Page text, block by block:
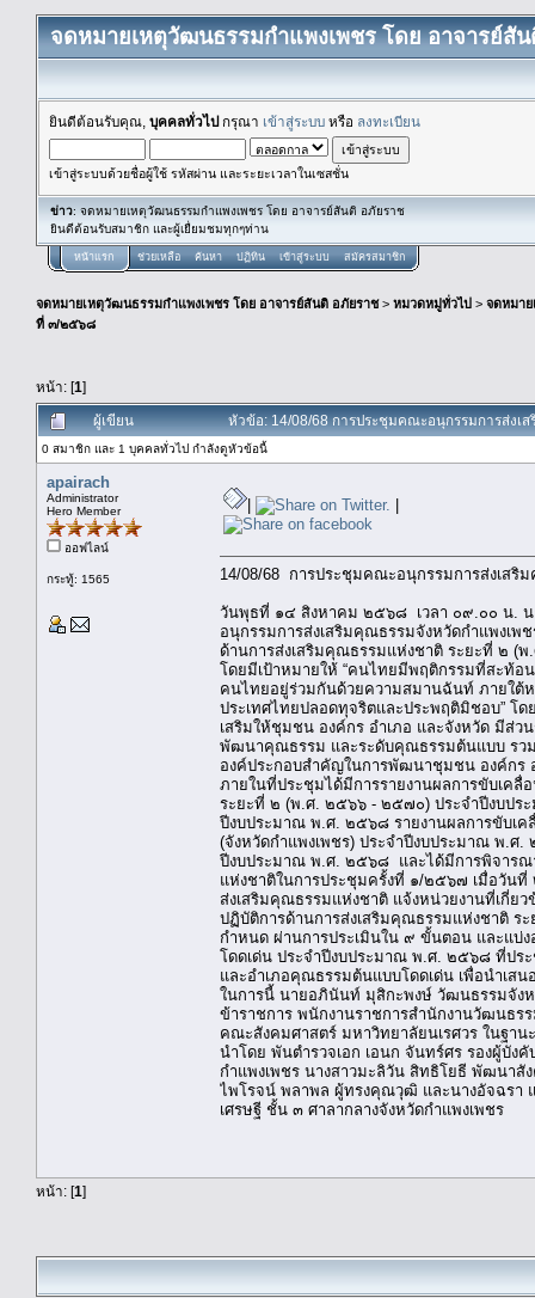
จดหมายเหตุวัฒนธรรมกำแพงเพชร โดย อาจารย์สั
ยินดีต้อนรับคุณ, บุคคลทั่วไปกรุณา เข้าสู่ระบบ หรือ ลงทะเบียน
เข้าสู่ระบบด้วยชื่อผู้ใช้ รหัสผ่าน และระยะเวลาในเซสชั่น
ข่าว: จดหมายเหตุวัฒนธรรมกำแพงเพชร โดย อาจารย์สันติ อภัยราช
ยินดีต้อนรับสมาชิก และผู้เยื่ยมชมทุกๆท่าน
หน้าแรก ช่วยเหลือ ค้นหา ปฏิทิน เข้าสู่ระบบ สมัครสมาชิก
จดหมายเหตุวัฒนธรรมกำแพงเพชร โดย อาจารย์สันติ อภัยราช> หมวดหมู่ทั่วไป > จดหมา
ที่ ๓/๒๕๖๘
หน้า: [1]
ผู้เขียน หัวข้อ: 14/08/68 การประชุมคณะอนุกรรมการส่ง
0 สมาชิก และ 1 บุคคลทั่วไป กำลังดูหัวข้อนี้
apairach
Administrator
Hero Member
ออฟไลน์
กระทู้: 1565
| |
14/08/68 การประชุมคณะอนุกรรมการส่งเส
วันพุธที่ ๑๔ สิงหาคม ๒๕๖๘ เวลา ๐๙.๐๐ น. น
อนุกรรมการส่งเสริมคุณธรรมจังหวัดกำแพงเ
ด้านการส่งเสริมคุณธรรมแห่งชาติ ระยะที่ ๒
โดยมีเป้าหมายให้ “คนไทยมีพฤติกรรมที่สะท้
คนไทยอยู่ร่วมกันด้วยความสมานฉันท์ ภายใต้
ประเทศไทยปลอดทุจริตและประพฤติมิชอบ” โ
เสริมให้ชุมชน องค์กร อำเภอ และจังหวัด มีส่
พัฒนาคุณธรรม และระดับคุณธรรมต้นแบบ รวม
องค์ประกอบสำคัญในการพัฒนาชุมชน องค์กร
ภายในที่ประชุมได้มีการรายงานผลการขับเค
ระยะที่ ๒ (พ.ศ. ๒๕๖๖ - ๒๕๗๐) ประจำปีงบปร
ปีงบประมาณ พ.ศ. ๒๕๖๘ รายงานผลการขับเค
(จังหวัดกำแพงเพชร) ประจำปีงบประมาณ พ.ศ.
ปีงบประมาณ พ.ศ. ๒๕๖๘ และได้มีการพิจารณ
แห่งชาติในการประชุมครั้งที่ ๑/๒๕๖๗ เมื่อวัน
ส่งเสริมคุณธรรมแห่งชาติ แจ้งหน่วยงานที่เกี่ย
ปฏิบัติการด้านการส่งเสริมคุณธรรมแห่งชาติ
กำหนด ผ่านการประเมินใน ๙ ขั้นตอน และแบ่
โดดเด่น ประจำปีงบประมาณ พ.ศ. ๒๕๖๘ ที่ป
และอำเภอคุณธรรมต้นแบบโดดเด่น เพื่อนำเส
ในการนี้ นายอภินันท์ มุสิกะพงษ์ วัฒนธรรมจังห
ข้าราชการ พนักงานราชการสำนักงานวัฒนธร
คณะสังคมศาสตร์ มหาวิทยาลัยนเรศวร ในฐา
นำโดย พันตำรวจเอก เอนก จันทร์ศร รองผู้บัง
กำแพงเพชร นางสาวมะลิวัน สิทธิโยธี พัฒนา
ไพโรจน์ พลาพล ผู้ทรงคุณวุฒิ และนางอัจฉรา
เศรษฐี ชั้น ๓ ศาลากลางจังหวัดกำแพงเพชร
หน้า: [1]